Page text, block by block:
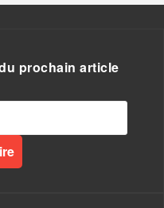
prochain article